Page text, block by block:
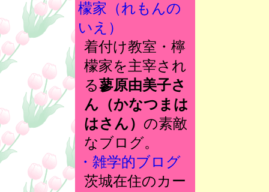
檬家（れもんの
いえ）
着付け教室・檸
檬家を主宰され
る蓼原由美子さ
ん（かなつまは
はさん） の素敵
なブログ。
・雑学的ブログ
茨城在住のカー